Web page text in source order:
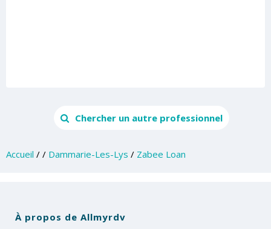
Chercher un autre professionnel
Accueil / / Dammarie-Les-Lys / Zabee Loan
À propos de Allmyrdv